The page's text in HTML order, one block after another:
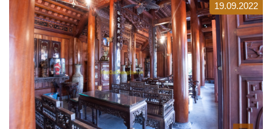
19.09.2022